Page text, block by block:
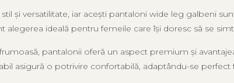
și versatilitate, iar acești pantaloni wide leg galbeni
ideală pentru femeile care își doresc să se
pantalonii oferă un aspect premium și
asigură o potrivire confortabilă, adaptându-se